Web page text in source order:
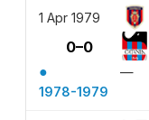
1 Apr 1979
0–0
●
—
1978-1979